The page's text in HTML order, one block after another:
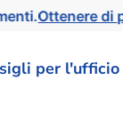
Ottenere di
per